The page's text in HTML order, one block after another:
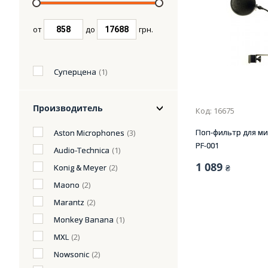
от до грн.
Суперцена (1)
Производитель
Aston Microphones (3)
Audio-Technica (1)
Konig & Meyer (2)
Maono (2)
Marantz (2)
Monkey Banana (1)
MXL (2)
Nowsonic (2)
Код: 16675
Поп-фильтр для
PF-001
1 089 ₴